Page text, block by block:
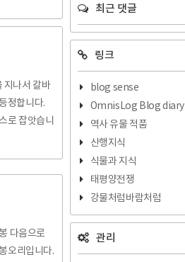
새풍경은 1
남알프스
등산기가 아
지나서 칼바
정합니다.
로 잡앗습니
것을 느끼곤
고 분묘지
행은 이지
때 간월 암
다음으로
오리입니다.
최근 댓글
링크
blog sense
OmnisLog Blog diary
역사 유물 적품
산행지식
식물과 지식
태평양전쟁
강물처럼바람처럼
관리